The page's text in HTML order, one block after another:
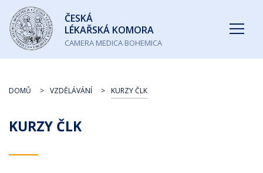
Česká
lékařská
komora
ČESKÁ
LÉKAŘSKÁ KOMORA
CAMERA MEDICA BOHEMICA
KURZY ČLK
DOMŮ VZDĚLÁVÁNÍ KURZY ČLK